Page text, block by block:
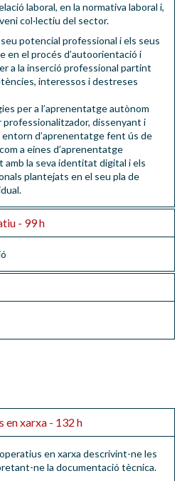
laboral, en la normativa laboral i,
col·lectiu del sector.
potencial professional i els seus
en el procés d’autoorientació i
a la inserció professional partint
interessos i destreses
per a l’aprenentatge autònom
dissenyant i
d’aprenentatge fent ús de
a eines d’aprenentatge
la seva identitat digital i els
plantejats en el seu pla de
- 99 h
en xarxa - 132 h
en xarxa descrivint-ne les
ne la documentació tècnica.